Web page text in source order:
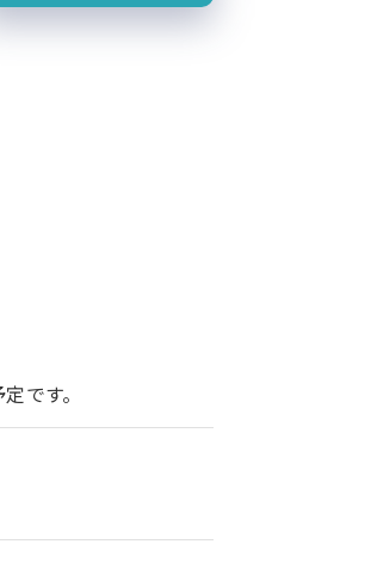
です。